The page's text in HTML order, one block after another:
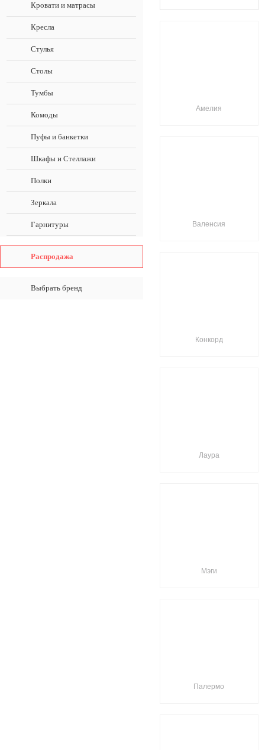
Кровати и матрасы
Кресла
Стулья
Столы
Тумбы
Комоды
Пуфы и банкетки
Шкафы и Стеллажи
Полки
Зеркала
Гарнитуры
Распродажа
Выбрать бренд
Амелия
Валенсия
Конкорд
Лаура
Мэги
Палермо